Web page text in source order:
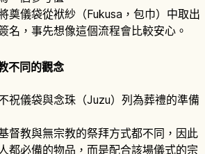
奠儀袋從袱紗（Fukusa，包巾）中取出
名，事先想像這個流程會比較安心。
不同的觀念
祝儀袋與念珠（Juzu）列為葬禮的準備
督教與無宗教的祭拜方式都不同，因此
都必備的物品，而是配合該場儀式的宗